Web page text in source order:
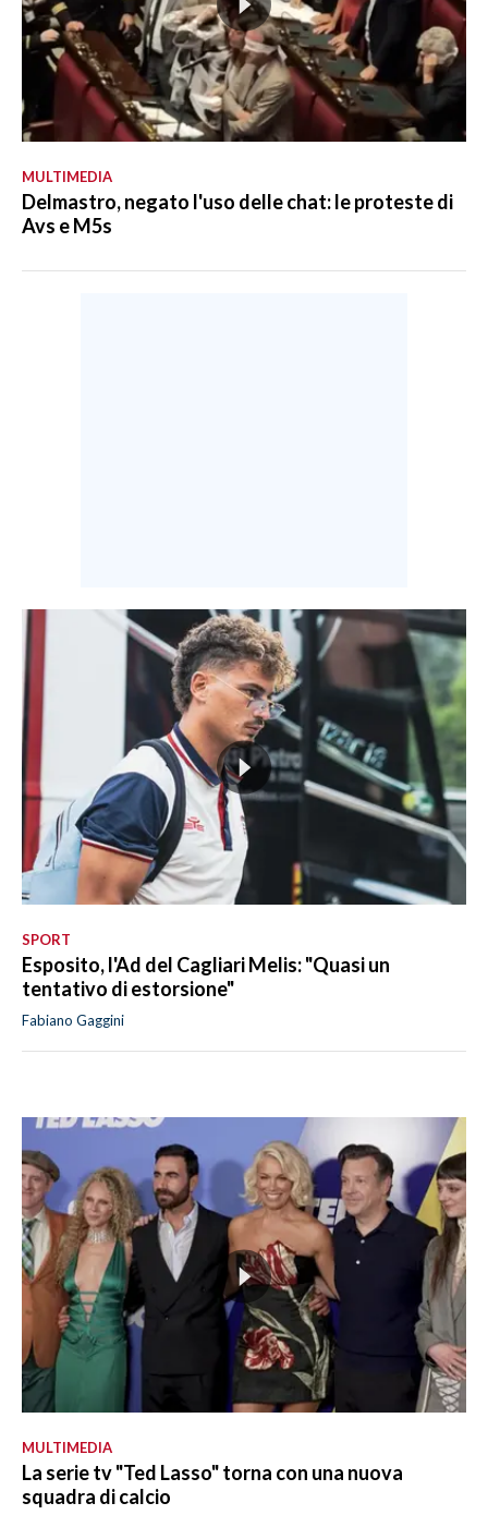
MULTIMEDIA
Delmastro, negato l'uso delle chat: le proteste di
Avs e M5s
SPORT
Esposito, l'Ad del Cagliari Melis: "Quasi un
tentativo di estorsione"
Fabiano Gaggini
MULTIMEDIA
La serie tv "Ted Lasso" torna con una nuova
squadra di calcio